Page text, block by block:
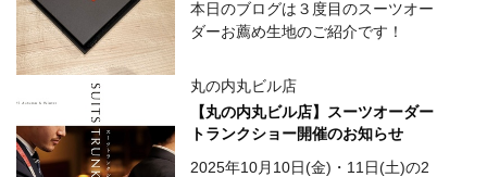
本日のブログは３度目のスーツオー
ダーお薦め生地のご紹介です！
丸の内丸ビル店
【丸の内丸ビル店】スーツオーダー
トランクショー開催のお知らせ
2025年10月10日(金)・11日(土)の2